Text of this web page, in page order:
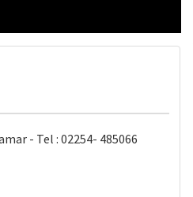
- Tel : 02254- 485066